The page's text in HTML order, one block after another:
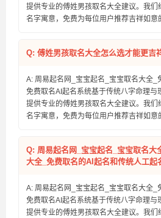
提供专业的傅姓男孩取名大全建议。我们
名字寓意，免费为每位用户推荐吉祥如意
Q: 傅姓男孩取名大全怎么选才能更吉
A: 周易起名网_宝宝起名_宝宝取名大全_
免费取名AI起名系统基于传统八字命理与
提供专业的傅姓男孩取名大全建议。我们
名字寓意，免费为每位用户推荐吉祥如意
Q: 周易起名网_宝宝起名_宝宝取名大
大全_免费取名的AI起名和传统人工起
A: 周易起名网_宝宝起名_宝宝取名大全_
免费取名AI起名系统基于传统八字命理与
提供专业的傅姓男孩取名大全建议。我们